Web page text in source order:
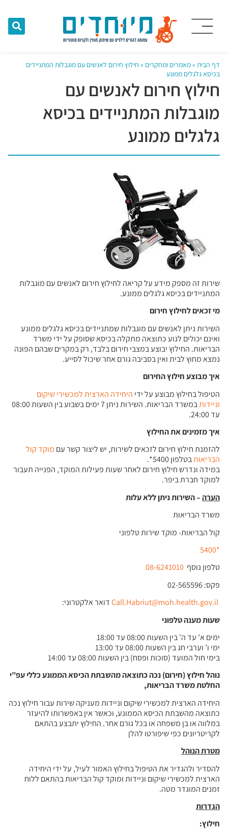
דף הבית »מאמרים ומחקרים » חילוץ חירום לאנשים עם מוגבלות המתניידים
בכיסא גלגלים ממונע
חילוץ חירום לאנשים עם
מוגבלות המתניידים בכיסא
גלגלים ממונע
שירות זה מספק מידע על קריאה לחילוץ חירום לאנשים עם מוגבלות
המתניידים בכיסא גלגלים ממונע.
מי זכאים לחילוץ חירום
השירות ניתן לאנשים עם מוגבלות שמתניידים בכיסא גלגלים ממונע
ואינם יכולים לנוע כתוצאה מתקלה בכיסא שסופק על ידי משרד
הבריאות. החילוץ יבוצע במצבי חירום בלבד, רק במקרים שבהם הפונה
נמצא מחוץ לבית ואין בסביבה גורם אחר שיכול לסייע.
איך מבוצע חילוץ החירום
הטיפול בחילוץ מבוצע על ידי היחידה הארצית למכשירי שיקום
וניידות
במשרד הבריאות. השירות ניתן 7 ימים בשבוע בין השעות 08:00
עד 24:00.
איך מזמינים את החילוץ
להזמנת חילוץ חירום לזכאים לשירות, יש ליצור קשר עם מוקד קול
הבריאותבטלפון 5400*.
במידה ונדרש חילוץ חירום לאחר שעות פעילות המוקד, הפנייה תעבור
למוקד חברת ביפר.
הערה– השירות ניתן ללא עלות
משרד הבריאות
קול הבריאות- מוקד שירות טלפוני
*5400
טלפון נוסף 08-6241010
פקס: 02-565596
Call.Habriut@moh.health.gov.ilדואר אלקטרוני:
שעות מענה טלפוני
ימים א’ עד ה’ בין השעות 08:00 עד 18:00
ימי ו’ וערבי חג בין השעות 08:00 עד 13:00
בימי חול המועד (סוכות ופסח) בין השעות 08:00 עד 14:00
נוהל חילוץ (חירום) נכה כתוצאה מהשבתת הכיסא הממונע כללי עפ”י
החלטת משרד הבריאות,
היחידה הארצית למכשירי שיקום וניידות מעניקה שירות עבור חילוץ נכה
כתוצאה מהשבתת הכיסא הממונע, וכאשר אין באפשרותו להיעזר
במלווה או בן משפחה או בכל גורם אחר. החילוץ יתבצע בהתאם
לקריטריונים כפי שיפורטו להלן
מטרת הנוהל
להסדיר ולהגדיר את הטיפול בחילוץ האמור לעיל, על ידי היחידה
הארצית למכשירי שיקום וניידות ומוקד קול הבריאות בהתאם ללוח
זמנים המוגדר מטה.
הגדרות
חילוץ: